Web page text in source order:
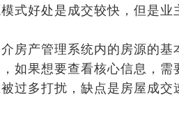
式好处是成交较快，但是业
房产管理系统内的房源的
如果想要查看核心信息，
过多打扰，缺点是房屋成交